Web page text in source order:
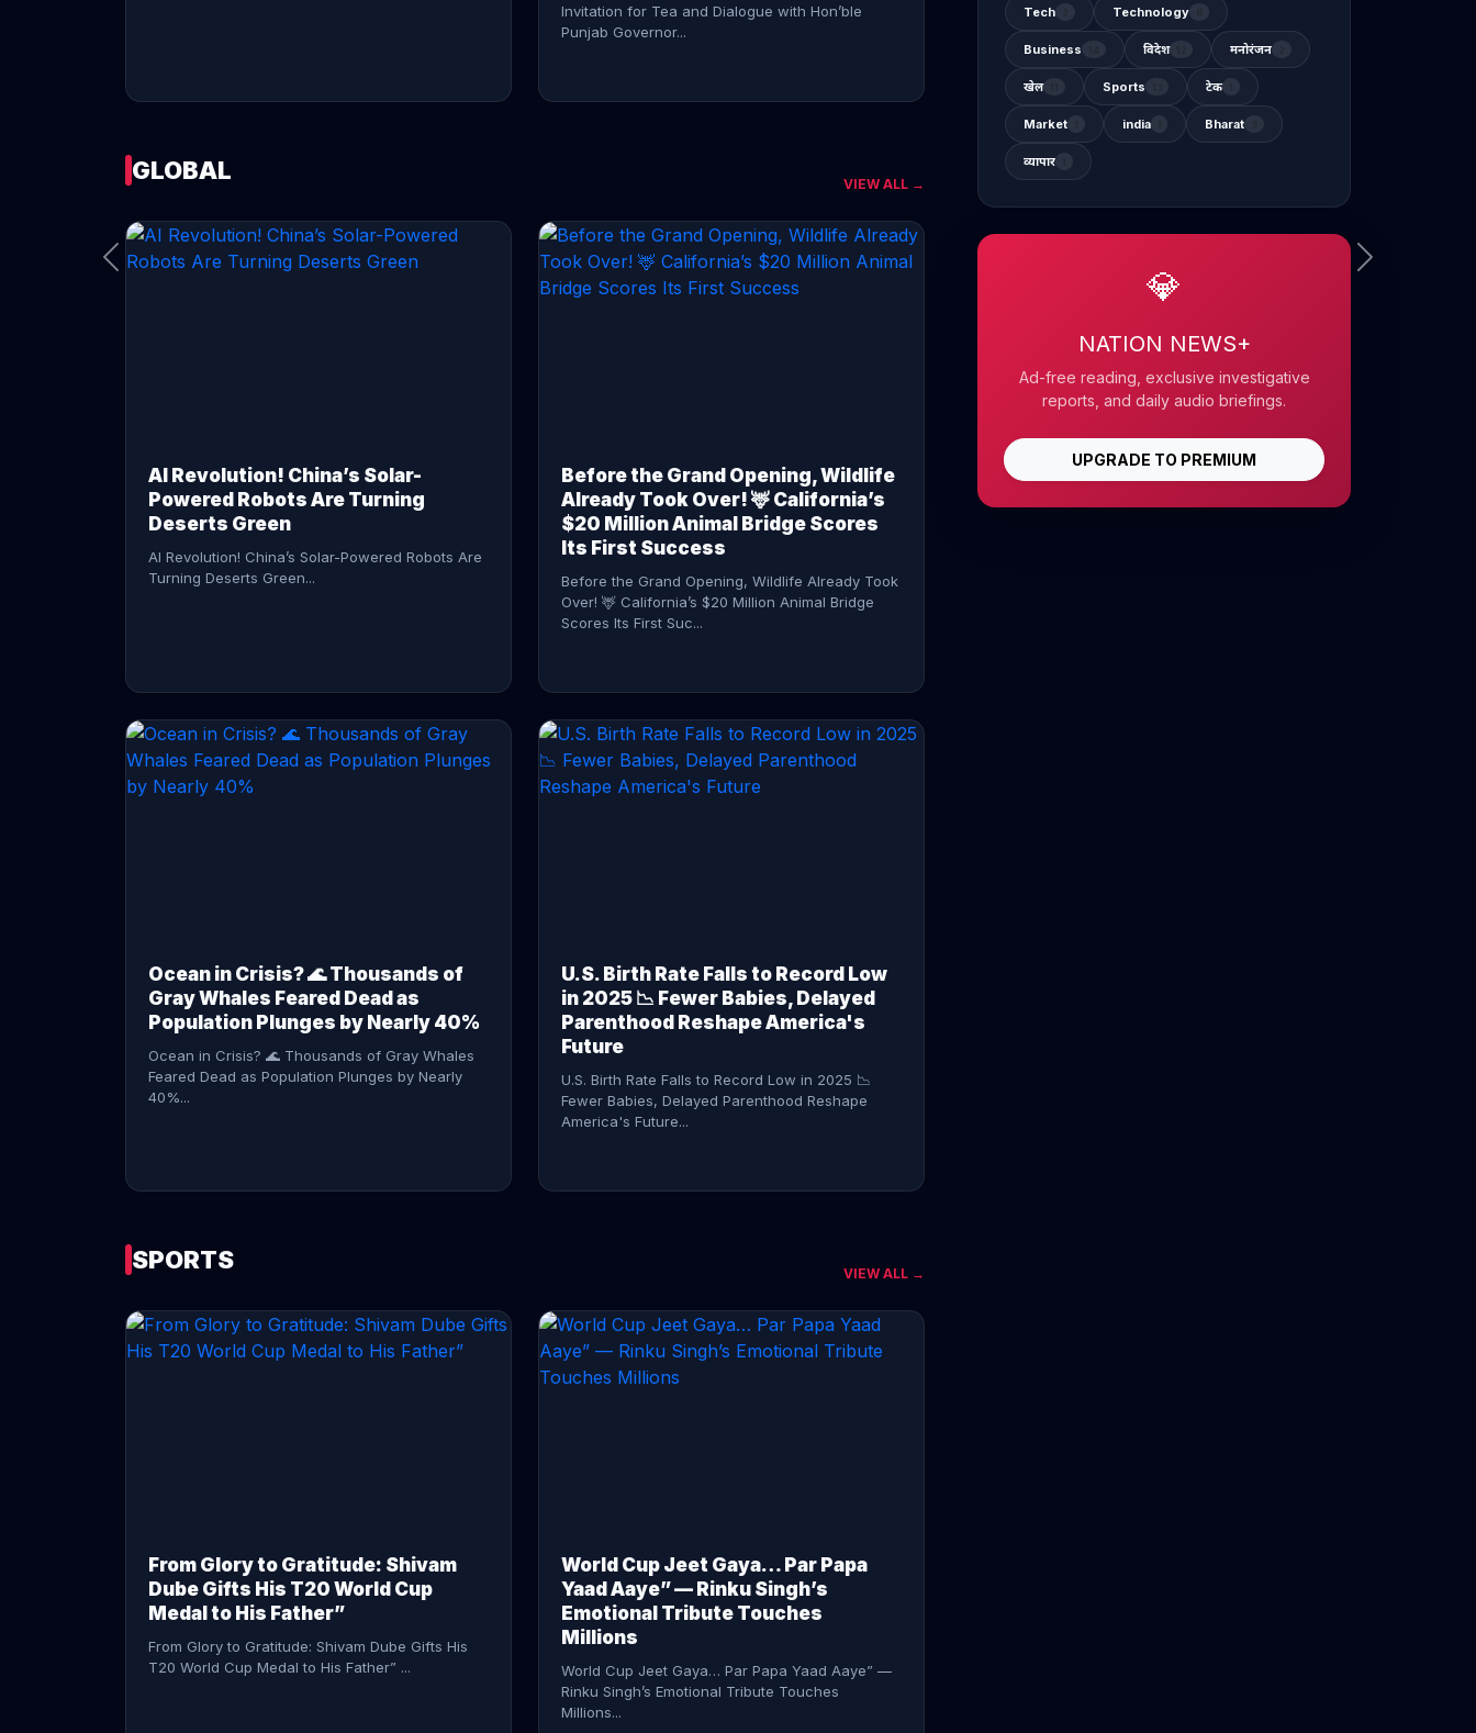
Invitation for Tea and Dialogue with Hon’ble
Punjab Governor...
CONTINUE READING →
GLOBAL VIEW ALL →
AI Revolution! China’s Solar-
Powered Robots Are Turning
Deserts Green
AI Revolution! China’s Solar-Powered Robots Are
Turning Deserts Green...
Before the Grand Opening, Wildlife
Already Took Over! 🦌 California’s
$20 Million Animal Bridge Scores
Its First Success
Before the Grand Opening, Wildlife Already Took
Over! 🦌 California’s $20 Million Animal Bridge
Scores Its First Suc...
Ocean in Crisis? 🌊 Thousands of
Gray Whales Feared Dead as
Population Plunges by Nearly 40%
Ocean in Crisis? 🌊 Thousands of Gray Whales
Feared Dead as Population Plunges by Nearly
40%...
U.S. Birth Rate Falls to Record Low
in 2025 📉 Fewer Babies, Delayed
Parenthood Reshape America's
Future
U.S. Birth Rate Falls to Record Low in 2025 📉
Fewer Babies, Delayed Parenthood Reshape
America's Future...
CONTINUE READING →
SPORTS VIEW ALL →
From Glory to Gratitude: Shivam
Dube Gifts His T20 World Cup
Medal to His Father”
From Glory to Gratitude: Shivam Dube Gifts His
T20 World Cup Medal to His Father” ...
World Cup Jeet Gaya… Par Papa
Yaad Aaye” — Rinku Singh’s
Emotional Tribute Touches
Millions
World Cup Jeet Gaya… Par Papa Yaad Aaye” —
Rinku Singh’s Emotional Tribute Touches
Millions...
Tech Technology
Business विदेश मनोरंजन
खेल Sports टेक
Market india Bharat
व्यापार
💎
NATION NEWS+
Ad-free reading, exclusive investigative
reports, and daily audio briefings.
UPGRADE TO PREMIUM